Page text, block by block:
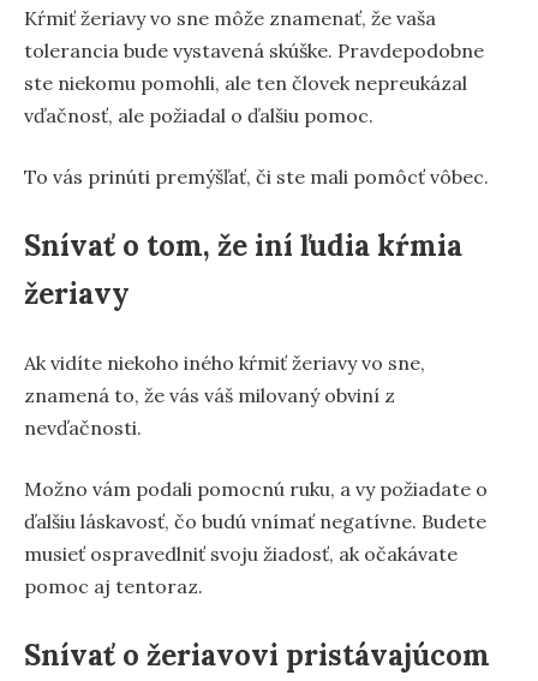
Kŕmiť žeriavy vo sne môže znamenať, že vaša
tolerancia bude vystavená skúške. Pravdepodobne
ste niekomu pomohli, ale ten človek nepreukázal
vďačnosť, ale požiadal o ďalšiu pomoc.
To vás prinúti premýšľať, či ste mali pomôcť vôbec.
Snívať o tom, že iní ľudia kŕmia
žeriavy
Ak vidíte niekoho iného kŕmiť žeriavy vo sne,
znamená to, že vás váš milovaný obviní z
nevďačnosti.
Možno vám podali pomocnú ruku, a vy požiadate o
ďalšiu láskavosť, čo budú vnímať negatívne. Budete
musieť ospravedlniť svoju žiadosť, ak očakávate
pomoc aj tentoraz.
Snívať o žeriavovi pristávajúcom